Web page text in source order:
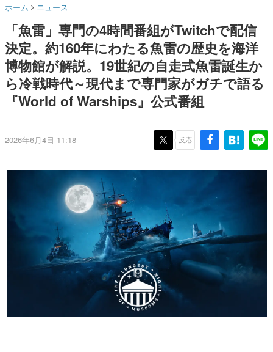
名作ゲームクリエイターの方々に製作時のエピソードをお
きます。
赫本
この物語を解いてはいけない。『赫本』は、〈試験問題〉
の形をした短編ホラー小説集です。
新世代に訊く
これからのデジタルゲーム市場を担う若きクリエイター達
ゲーム世代の作家たち
ゲームに多大な影響を受けた作家さんに取材し、ゲームが
画です。
日本モバイルゲーム産業史
日本のモバイルゲーム史における主要なトピック・タイト
ルを網羅するほか、開発者へのインタビューや識者による
解説を掲載。約20年の歴史が一望できる決定版！
若ゲのいたり〜ゲームクリエイターの青春〜
『うつヌケ』『ペンと箸』等で知られるマンガ家・田中圭
一先生によるゲーム業界レポートマンガです。
なんでゲームは面白い？
ゲーム開発者・hamatsu氏がゲームの魅力を画面や操作の
具体的な形から解き明かしていく、硬派で骨太な評論連載
ークやジオン公国軍のエンブレ
ム、型式番号などを配置
シスマイク』山田三郎役など
ホーム ニュース
「魚雷」専門の4時間番組がTwitchで配信
決定。約160年にわたる魚雷の歴史を海洋
博物館が解説。19世紀の自走式魚雷誕生か
ら冷戦時代～現代まで専門家がガチで語る
『World of Warships』公式番組
2026年6月4日 11:18 反応